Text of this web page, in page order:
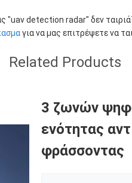
"uav detection radar" δεν
για να μας επιτρέψετε να
Related Products
3 ζωνών
ενότητας
φράσσοντας